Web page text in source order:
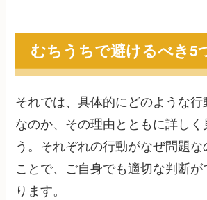
むちうちで避けるべき5
それでは、具体的にどのような行
なのか、その理由とともに詳しく
う。それぞれの行動がなぜ問題な
ことで、ご自身でも適切な判断
ります。